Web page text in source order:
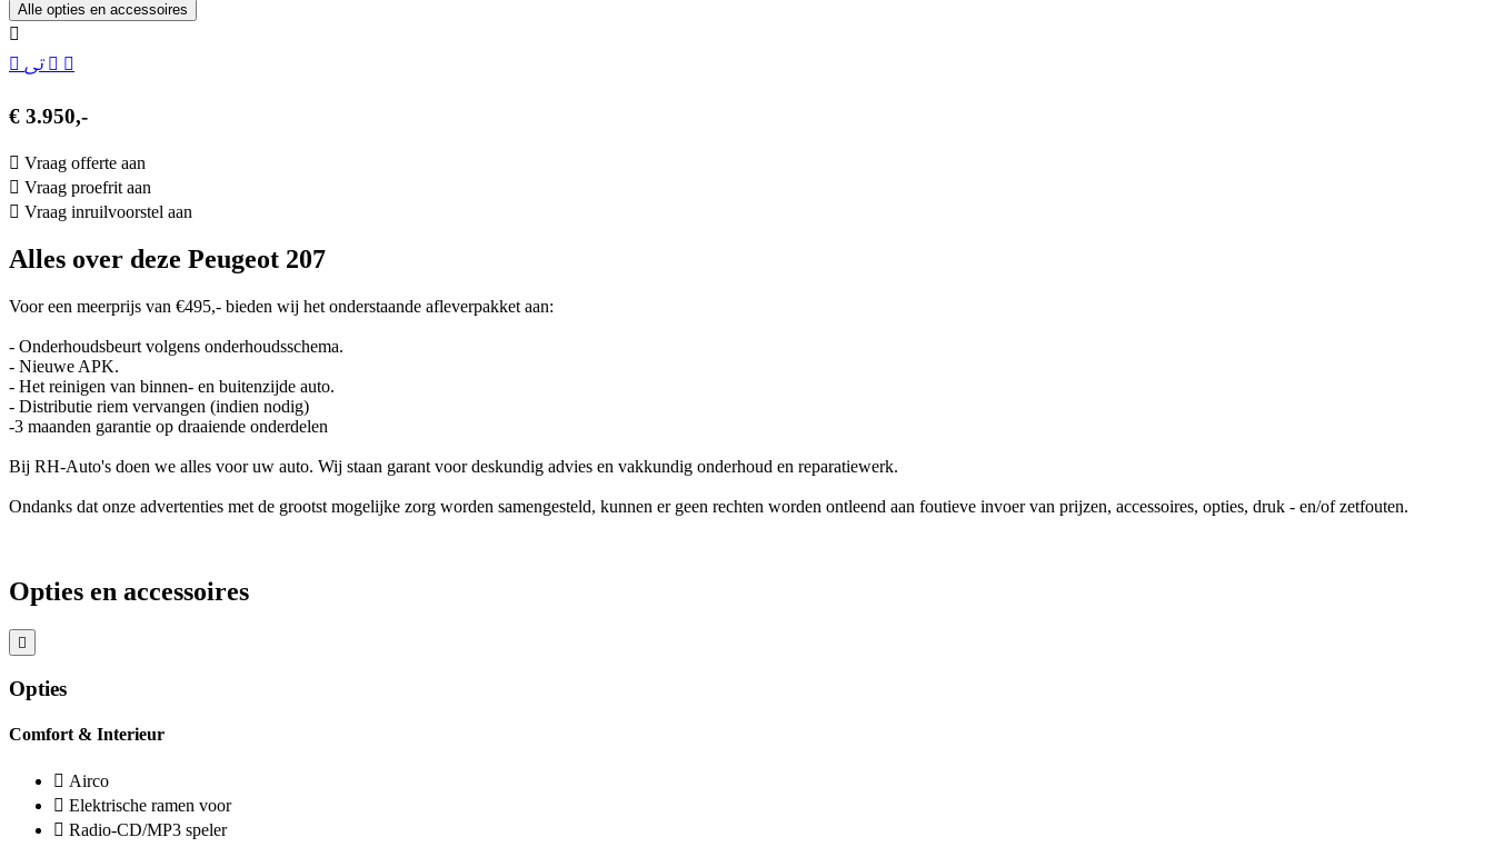
Alle opties en accessoires
€ 3.950,-
Vraag offerte aan
Vraag proefrit aan
Vraag inruilvoorstel aan
Alles over deze Peugeot 207
Voor een meerprijs van €495,- bieden wij het onderstaande afleverpakket aan:
- Onderhoudsbeurt volgens onderhoudsschema.
- Nieuwe APK.
- Het reinigen van binnen- en buitenzijde auto.
- Distributie riem vervangen (indien nodig)
-3 maanden garantie op draaiende onderdelen
Bij RH-Auto's doen we alles voor uw auto. Wij staan garant voor deskundig advies en vakkundig onderhoud en reparatiewerk.
Ondanks dat onze advertenties met de grootst mogelijke zorg worden samengesteld, kunnen er geen rechten worden ontleend aan foutieve invoer van prijzen, accessoires, opties, druk - en/of zetfouten.
Opties en accessoires
Opties
Comfort & Interieur
Airco
Elektrische ramen voor
Radio-CD/MP3 speler